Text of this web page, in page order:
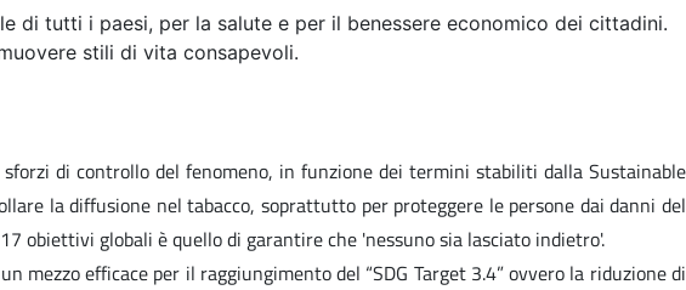
di tutti i paesi, per la salute e per il benessere economico dei cittadini.
stili di vita consapevoli.
di controllo del fenomeno, in funzione dei termini stabiliti dalla Sustainable
la diffusione nel tabacco, soprattutto per proteggere le persone dai danni del
obiettivi globali è quello di garantire che 'nessuno sia lasciato indietro'.
efficace per il raggiungimento del “SDG Target 3.4” ovvero la riduzione di